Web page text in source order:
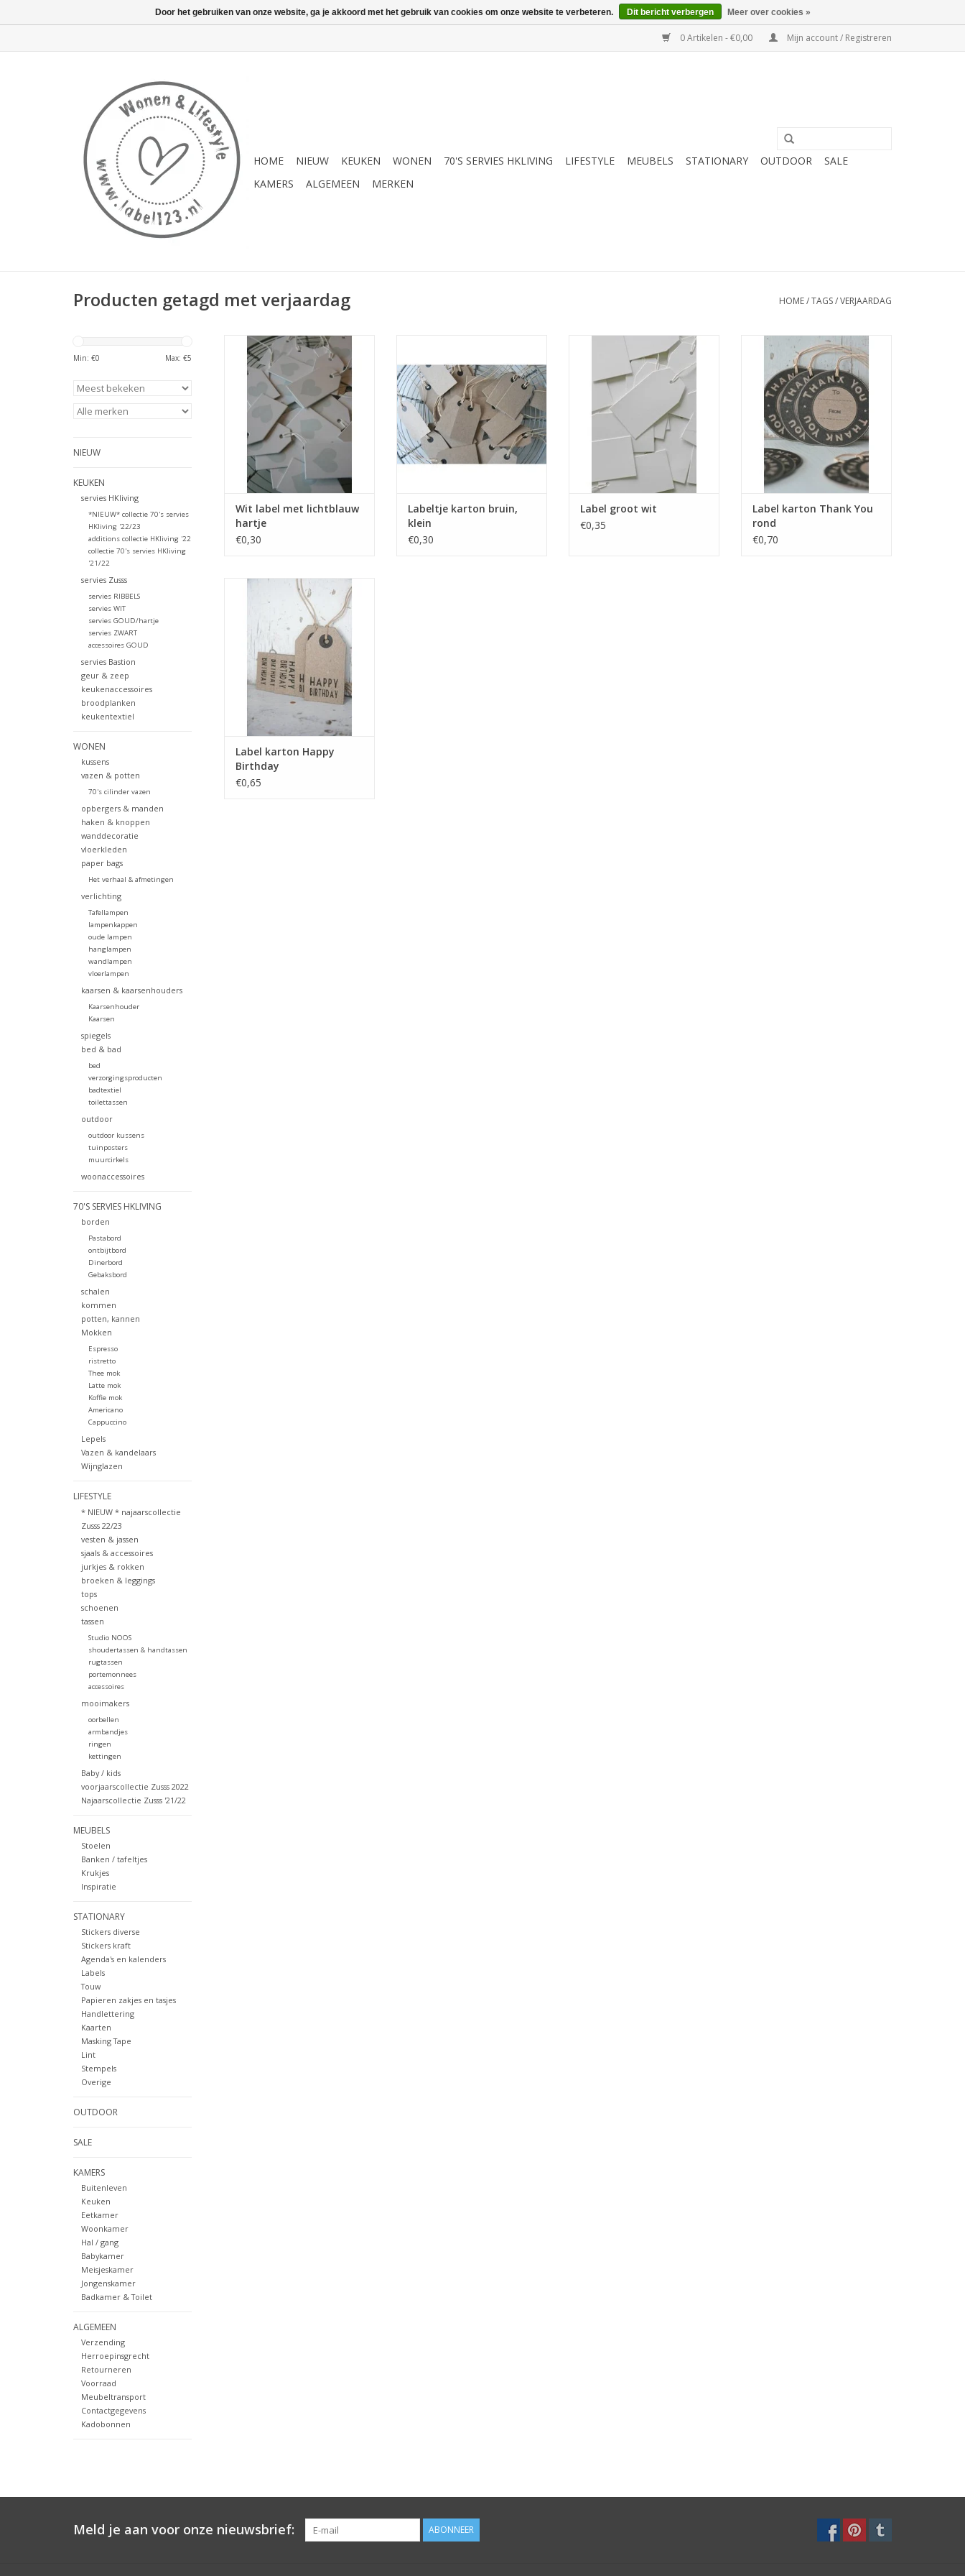
0 Artikelen - €0,00 Mijn account / Registreren
HOME NIEUW KEUKEN WONEN 70'S SERVIES HKLIVING LIFESTYLE MEUBELS STATIONARY OUTDOOR
SALE
KAMERS
ALGEMEEN MERKEN
Producten getagd met verjaardag HOME/TAGS/VERJAARDAG
Min: €0 Max: €5
NIEUW
KEUKEN
servies HKliving
*NIEUW* collectie 70's servies
HKliving '22/23
additions collectie HKliving '22
collectie 70's servies HKliving
'21/22
servies Zusss
servies RIBBELS
servies WIT
servies GOUD/hartje
servies ZWART
accessoires GOUD
servies Bastion
geur & zeep
keukenaccessoires
broodplanken
keukentextiel
WONEN
kussens
vazen & potten
70's cilinder vazen
opbergers & manden
haken & knoppen
wanddecoratie
vloerkleden
paper bags
Het verhaal & afmetingen
verlichting
Tafellampen
lampenkappen
oude lampen
hanglampen
wandlampen
vloerlampen
kaarsen & kaarsenhouders
Kaarsenhouder
Kaarsen
spiegels
bed & bad
bed
verzorgingsproducten
badtextiel
toilettassen
outdoor
outdoor kussens
tuinposters
muurcirkels
woonaccessoires
70'S SERVIES HKLIVING
borden
Pastabord
ontbijtbord
Dinerbord
Gebaksbord
schalen
kommen
potten, kannen
Mokken
Espresso
ristretto
Thee mok
Latte mok
Koffie mok
Americano
Cappuccino
Lepels
Vazen & kandelaars
Wijnglazen
LIFESTYLE
* NIEUW * najaarscollectie
Zusss 22/23
vesten & jassen
sjaals & accessoires
jurkjes & rokken
broeken & leggings
tops
schoenen
tassen
Studio NOOS
shoudertassen & handtassen
rugtassen
portemonnees
accessoires
mooimakers
oorbellen
armbandjes
ringen
kettingen
Baby / kids
voorjaarscollectie Zusss 2022
Najaarscollectie Zusss '21/22
MEUBELS
Stoelen
Banken / tafeltjes
Krukjes
Inspiratie
STATIONARY
Stickers diverse
Stickers kraft
Agenda's en kalenders
Labels
Touw
Papieren zakjes en tasjes
Handlettering
Kaarten
Masking Tape
Lint
Stempels
Overige
OUTDOOR
SALE
KAMERS
Buitenleven
Keuken
Eetkamer
Woonkamer
Hal / gang
Babykamer
Meisjeskamer
Jongenskamer
Badkamer & Toilet
ALGEMEEN
Verzending
Herroepinsgrecht
Retourneren
Voorraad
Meubeltransport
Contactgegevens
Kadobonnen
Mooi stevig kartonnen label voor
aan een cadeautje of pakketje,
(geboorte)kaartje, etc
TOEVOEGEN AAN WINKELWAGEN
Wit label met lichtblauw
hartje
€0,30
pakketje.
Decoreer het met een van onze
stempels.
Label123 heeft een uitgebreid
assortiment labels op voorraad.
TOEVOEGEN AAN WINKELWAGEN
Labeltje karton bruin,
klein
€0,30
Mooi stevig kartonnen label voor
aan een cadeautje, kaart of
pakketje.
Label123 heeft een uitgebreid
assortiment labels op voorraad.
TOEVOEGEN AAN WINKELWAGEN
Label groot wit
€0,35
Mooi stevig kartonnen label voor
aan een cadeautje of pakketje.
Hoe origineel kan je iemand
bedanken!
Label123 heeft een uitgebreid
assortiment labels op voorraad.
TOEVOEGEN AAN WINKELWAGEN
Label karton Thank You
rond
€0,70
Mooi stevig kartonnen label voor
aan een cadeautje of pakketje!
Label123 heeft een uitgebreid
assortiment labels op voorraad.
TOEVOEGEN AAN WINKELWAGEN
Label karton Happy
Birthday
€0,65
Meld je aan voor onze nieuwsbrief: ABONNEER
Door het gebruiken van onze website, ga je akkoord met het gebruik van cookies om onze website te verbeteren. Dit bericht verbergen Meer over cookies »